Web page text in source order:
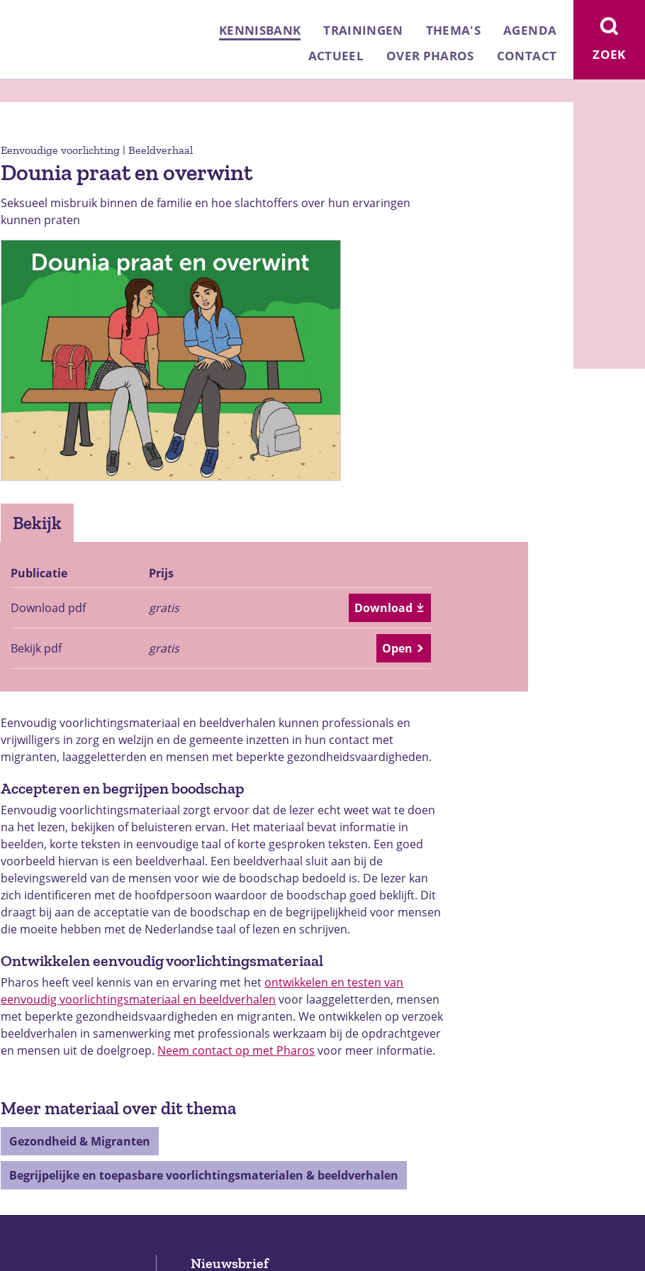
ZOEK
KENNISBANK TRAININGEN THEMA'S
AGENDA
ACTUEEL
OVER PHAROS CONTACT
Eenvoudige voorlichting | Beeldverhaal
Dounia praat en overwint
Seksueel misbruik binnen de familie en hoe slachtoffers over hun ervaringen
kunnen praten
Bekijk
Publicatie Prijs
Download pdf gratis Download
Bekijk pdf gratis Open
Eenvoudig voorlichtingsmateriaal en beeldverhalen kunnen professionals en
vrijwilligers in zorg en welzijn en de gemeente inzetten in hun contact met
migranten, laaggeletterden en mensen met beperkte gezondheidsvaardigheden.
Accepteren en begrijpen boodschap
Eenvoudig voorlichtingsmateriaal zorgt ervoor dat de lezer echt weet wat te doen
na het lezen, bekijken of beluisteren ervan. Het materiaal bevat informatie in
beelden, korte teksten in eenvoudige taal of korte gesproken teksten. Een goed
voorbeeld hiervan is een beeldverhaal. Een beeldverhaal sluit aan bij de
belevingswereld van de mensen voor wie de boodschap bedoeld is. De lezer kan
zich identificeren met de hoofdpersoon waardoor de boodschap goed beklijft. Dit
draagt bij aan de acceptatie van de boodschap en de begrijpelijkheid voor mensen
die moeite hebben met de Nederlandse taal of lezen en schrijven.
Ontwikkelen eenvoudig voorlichtingsmateriaal
Pharos heeft veel kennis van en ervaring met het ontwikkelen en testen van
eenvoudig voorlichtingsmateriaal en beeldverhalen voor laaggeletterden, mensen
met beperkte gezondheidsvaardigheden en migranten. We ontwikkelen op verzoek
beeldverhalen in samenwerking met professionals werkzaam bij de opdrachtgever
en mensen uit de doelgroep. Neem contact op met Pharos voor meer informatie.
Meer materiaal over dit thema
Gezondheid & Migranten
Begrijpelijke en toepasbare voorlichtingsmaterialen & beeldverhalen
Nieuwsbrief